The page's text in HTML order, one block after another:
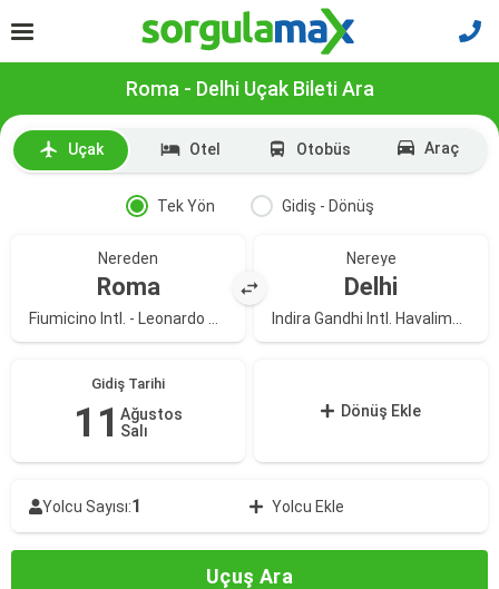
Roma - Delhi Uçak Bileti Ara
Uçak Otel Otobüs Araç
Tek Yön Gidiş - Dönüş
Nereden
Roma
Nereye
Delhi
Gidiş Tarihi
11 Ağustos
Salı
Dönüş Ekle
Yolcu Sayısı:1 Yolcu Ekle
Uçuş Ara